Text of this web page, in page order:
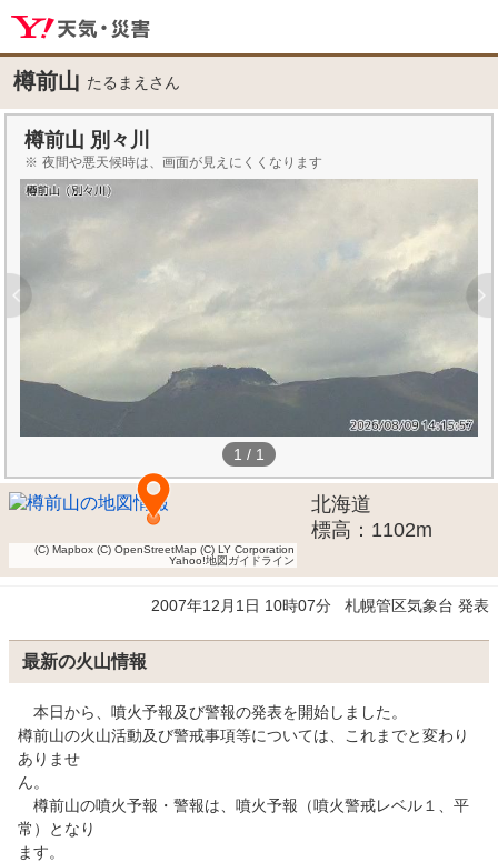
樽前山 たるまえさん
樽前山 別々川
夜間や悪天候時は、画面が見えにくくなります
1 / 1
(C) Mapbox (C) OpenStreetMap (C) LY Corporation
Yahoo!地図ガイドライン
北海道
標高：1102m
2007年12月1日 10時07分 札幌管区気象台 発表
最新の火山情報
本日から、噴火予報及び警報の発表を開始しました。
樽前山の火山活動及び警戒事項等については、これまでと変わり
ありませ
ん。
樽前山の噴火予報・警報は、噴火予報（噴火警戒レベル１、平
常）となり
ます。